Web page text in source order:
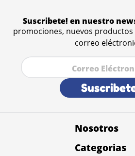
Suscribete! en nuestro
promociones, nuevos
correo
Nosotros
Categorias